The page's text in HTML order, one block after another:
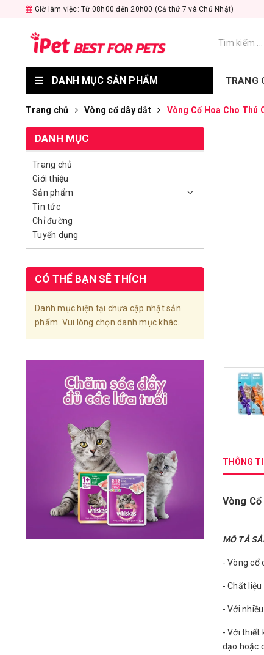
Giờ làm việc: Từ 08h00 đến 20h00 (Cả thứ 7 và Chủ Nhật)
DANH MỤC SẢN PHẨM TRANG
Trang chủ Vòng cổ dây dắt Vòng Cổ Hoa Cho Thú
THÔNG
Vòng
MÔ TẢ
- Vòng cổ
- Chất
- Với
- Với thiết
dạo hoặc
DANH MỤC
Trang chủ
Giới thiệu
Sản phẩm
Tin tức
Chỉ đường
Tuyển dụng
CÓ THỂ BẠN SẼ THÍCH
Danh mục hiện tại chưa cập nhật sản
phẩm. Vui lòng chọn danh mục khác.